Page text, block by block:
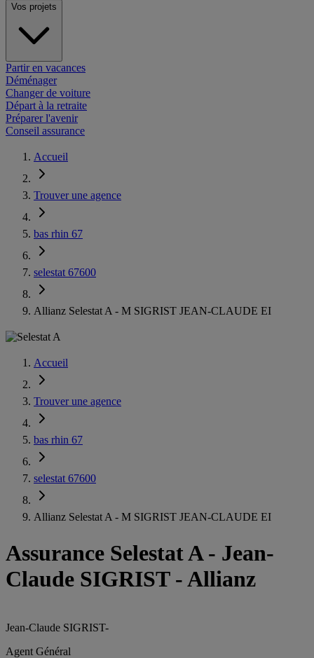
Vos projets
Partir en vacances
Déménager
Changer de voiture
Départ à la retraite
Préparer l'avenir
Conseil assurance
Accueil
Trouver une agence
bas rhin 67
selestat 67600
Allianz Selestat A - M SIGRIST JEAN-CLAUDE EI
Accueil
Trouver une agence
bas rhin 67
selestat 67600
Allianz Selestat A - M SIGRIST JEAN-CLAUDE EI
Assurance Selestat A- Jean-
Claude SIGRIST - Allianz
Jean-Claude SIGRIST-
Agent Général